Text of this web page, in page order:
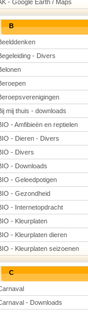
- Google Earth / Maps
B
- Divers
mij thuis - downloads
- Amfibieën en reptielen
- Dieren - Divers
- Divers
- Downloads
- Geleedpotigen
- Gezondheid
- Internetopdracht
- Kleurplaten
- Kleurplaten dieren
- Kleurplaten seizoenen
C
- Downloads